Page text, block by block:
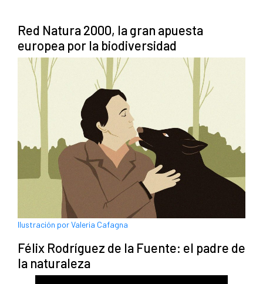
Red Natura 2000, la gran apuesta
europea por la biodiversidad
Ilustración por Valeria Cafagna
Félix Rodríguez de la Fuente: el padre de
la naturaleza